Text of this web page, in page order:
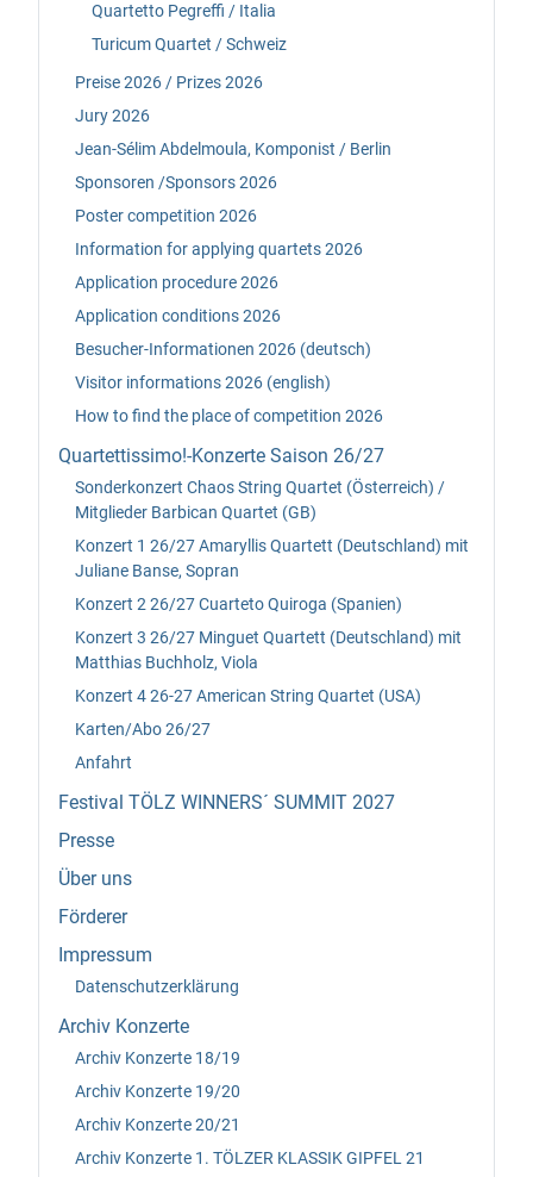
Quartetto Pegreffi / Italia
Turicum Quartet / Schweiz
Preise 2026 / Prizes 2026
Jury 2026
Jean-Sélim Abdelmoula, Komponist / Berlin
Sponsoren /Sponsors 2026
Poster competition 2026
Information for applying quartets 2026
Application procedure 2026
Application conditions 2026
Besucher-Informationen 2026 (deutsch)
Visitor informations 2026 (english)
How to find the place of competition 2026
Quartettissimo!-Konzerte Saison 26/27
Sonderkonzert Chaos String Quartet (Österreich) /
Mitglieder Barbican Quartet (GB)
Konzert 1 26/27 Amaryllis Quartett (Deutschland) mit
Juliane Banse, Sopran
Konzert 2 26/27 Cuarteto Quiroga (Spanien)
Konzert 3 26/27 Minguet Quartett (Deutschland) mit
Matthias Buchholz, Viola
Konzert 4 26-27 American String Quartet (USA)
Karten/Abo 26/27
Anfahrt
Festival TÖLZ WINNERS´ SUMMIT 2027
Presse
Über uns
Förderer
Impressum
Datenschutzerklärung
Archiv Konzerte
Archiv Konzerte 18/19
Archiv Konzerte 19/20
Archiv Konzerte 20/21
Archiv Konzerte 1. TÖLZER KLASSIK GIPFEL 21